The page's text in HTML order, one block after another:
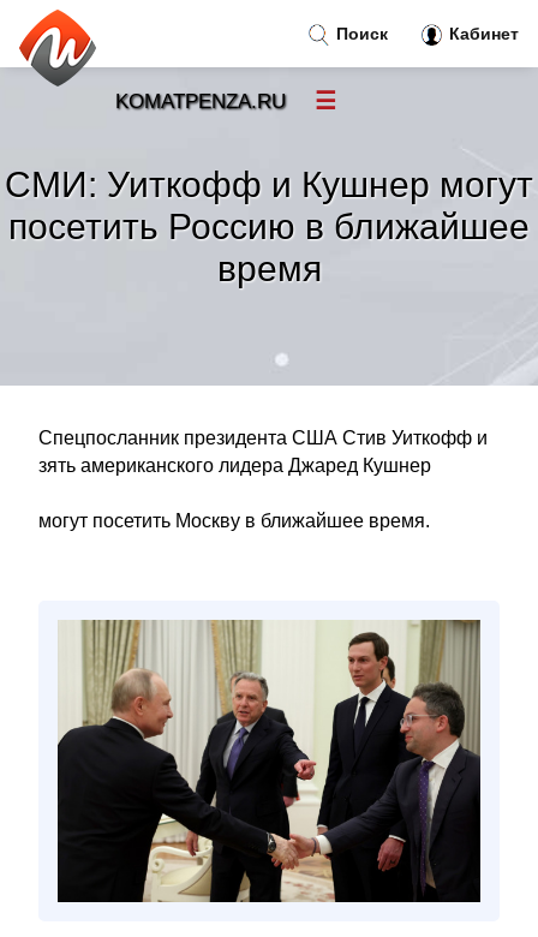
СМИ: Уиткофф и Кушнер могут
посетить Россию в ближайшее
время
Спецпосланник президента США Стив Уиткофф и
зять американского лидера Джаред Кушнер
могут посетить Москву в ближайшее время.
Поиск Кабинет
KOMATPENZA.RU ☰
Новости»
Тренды новостей»